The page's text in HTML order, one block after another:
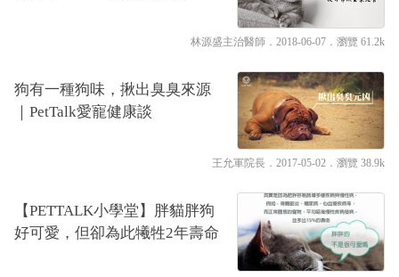
林源盛主治醫師 ．2018-06-07． 瀏覽 61.2k
狗有一種狗味，揪出臭臭來源
｜PetTalk愛寵健康談
王允軍院長 ．2017-05-02． 瀏覽 38.9k
【PETTALK小學堂】胖貓胖狗
好可愛，但卻為此犧牲2年壽命